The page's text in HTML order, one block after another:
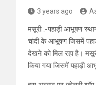
3 years ago
मसूरी :-पहाड़ी आभूषण
चांदी के आभूषण जिसमें
देखने को मिल रहा है।
किया गया जिसमें पहाड़ी